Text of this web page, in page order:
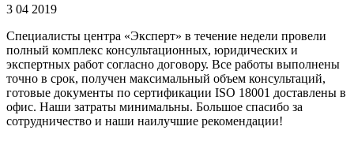
3 04 2019
Специалисты центра «Эксперт» в течение недели провели
полный комплекс консультационных, юридических и
экспертных работ согласно договору. Все работы выполнены
точно в срок, получен максимальный объем консультаций,
готовые документы по сертификации ISO 18001 доставлены в
офис. Наши затраты минимальны. Большое спасибо за
сотрудничество и наши наилучшие рекомендации!